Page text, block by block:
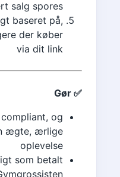
salg spores
baseret på,
der køber
via dit link
✅ Gør
og
ægte, ærlige
oplevelse
som betalt